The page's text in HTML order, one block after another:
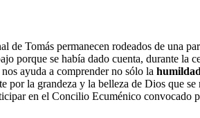
de Tomás permanecen rodeados de una
porque se había dado cuenta, durante la
ayuda a comprender no sólo la
por la grandeza y la belleza de Dios que
en el Concilio Ecuménico convocado